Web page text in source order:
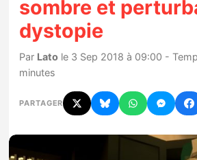
Jeux
Hardware
Mises à jour
Chiffres de ventes
sombre et
dystopie
Par Lato le 3 Sep 2018 à 09:00 -
minutes
PARTAGER